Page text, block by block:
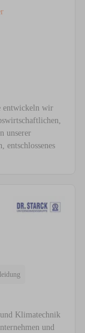
entwickeln wir
unserer
entschlossenes
Klimatechnik
und